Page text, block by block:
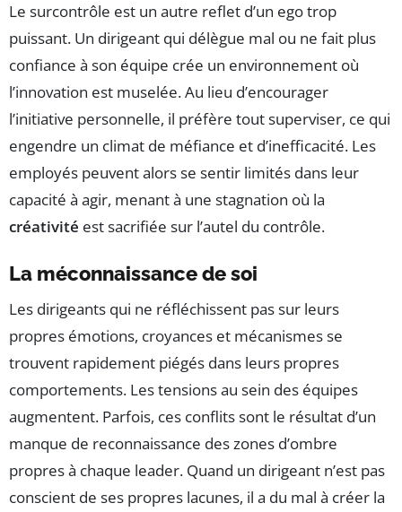
Le surcontrôle est un autre reflet d’un ego trop
puissant. Un dirigeant qui délègue mal ou ne fait plus
confiance à son équipe crée un environnement où
l’innovation est muselée. Au lieu d’encourager
l’initiative personnelle, il préfère tout superviser, ce qui
engendre un climat de méfiance et d’inefficacité. Les
employés peuvent alors se sentir limités dans leur
capacité à agir, menant à une stagnation où la
créativité est sacrifiée sur l’autel du contrôle.
La méconnaissance de soi
Les dirigeants qui ne réfléchissent pas sur leurs
propres émotions, croyances et mécanismes se
trouvent rapidement piégés dans leurs propres
comportements. Les tensions au sein des équipes
augmentent. Parfois, ces conflits sont le résultat d’un
manque de reconnaissance des zones d’ombre
propres à chaque leader. Quand un dirigeant n’est pas
conscient de ses propres lacunes, il a du mal à créer la